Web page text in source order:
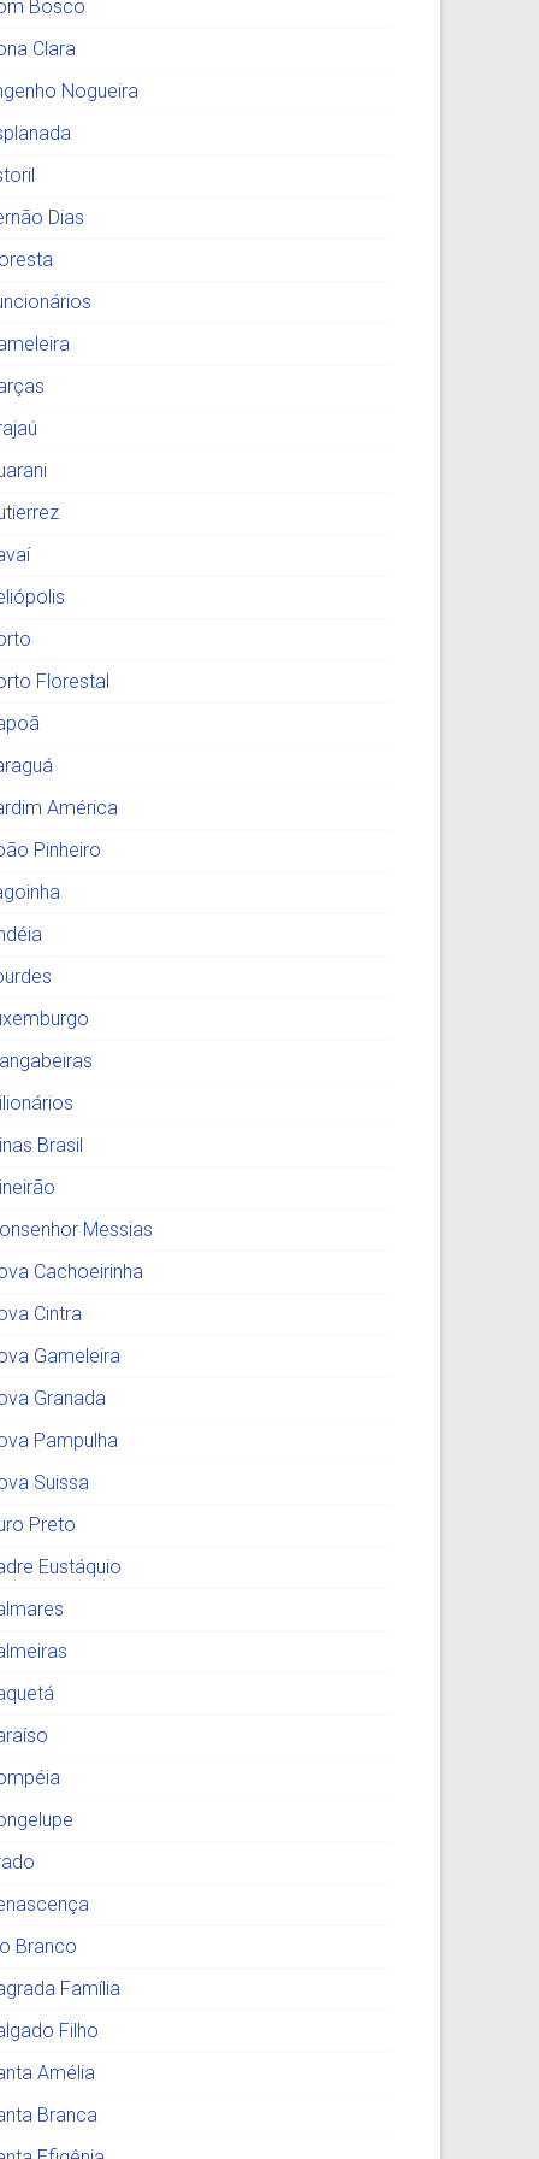
Bosco
Clara
Nogueira
Dias
Florestal
América
Pinheiro
Brasil
Messias
Cachoeirinha
Cintra
Gameleira
Granada
Pampulha
Suissa
Preto
Eustáquio
Branco
Família
Filho
Amélia
Branca